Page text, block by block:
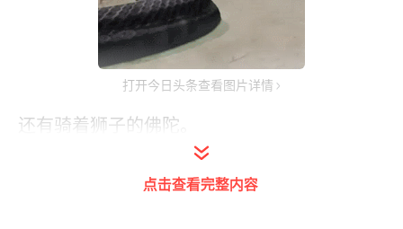
打开今日头条查看图片详情
还有骑着狮子的佛陀。
点击查看完整内容